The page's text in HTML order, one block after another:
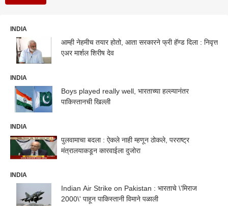
INDIA
आम्ही नेहमीच तयार होतो, आता सरकारने फ्री हॅण्ड दिला : निवृत्त
एअर मार्शल शिरीष देव
INDIA
Boys played really well, भारताच्या हल्ल्यानंतर
पाकिस्तानची खिल्ली
INDIA
पुलवामाचा बदला : ऐकले नाही म्हणून ठोकले, परराष्ट्र
मंत्रालयाकडून कारवाईला दुजोरा
INDIA
Indian Air Strike on Pakistan : भारताचे \'मिराज
2000\' पाहून पाकिस्तानी विमाने पळाली